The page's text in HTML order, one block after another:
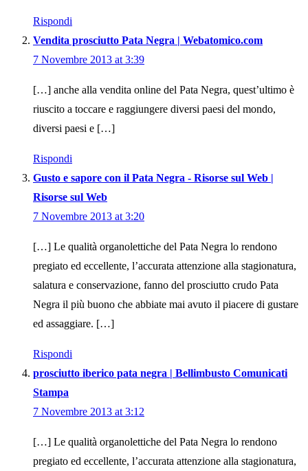
Rispondi
Vendita prosciutto Pata Negra | Webatomico.com
7 Novembre 2013 at 3:39
[…] anche alla vendita online del Pata Negra, quest’ultimo è
riuscito a toccare e raggiungere diversi paesi del mondo,
diversi paesi e […]
Rispondi
Gusto e sapore con il Pata Negra - Risorse sul Web |
Risorse sul Web
7 Novembre 2013 at 3:20
[…] Le qualità organolettiche del Pata Negra lo rendono
pregiato ed eccellente, l’accurata attenzione alla stagionatura,
salatura e conservazione, fanno del prosciutto crudo Pata
Negra il più buono che abbiate mai avuto il piacere di gustare
ed assaggiare. […]
Rispondi
prosciutto iberico pata negra | Bellimbusto Comunicati
Stampa
7 Novembre 2013 at 3:12
[…] Le qualità organolettiche del Pata Negra lo rendono
pregiato ed eccellente, l’accurata attenzione alla stagionatura,